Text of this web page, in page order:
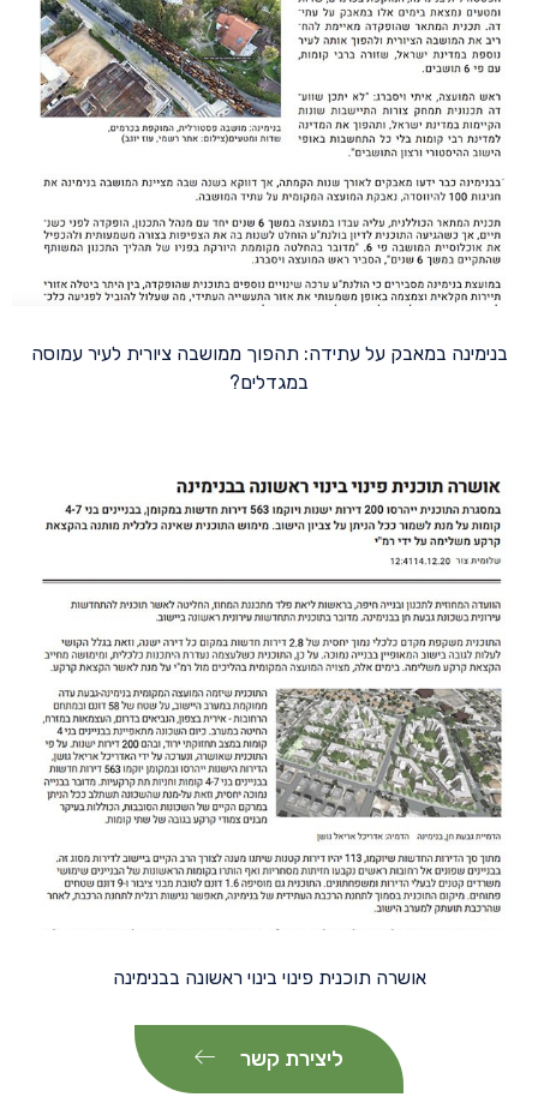
בנימינה במאבק על עתידה: תהפוך ממושבה ציורית לעיר עמוסה
במגדלים?
אושרה תוכנית פינוי בינוי ראשונה בבנימינה
ליצירת קשר